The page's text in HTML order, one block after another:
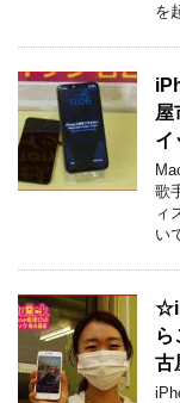
を
屋
イ
歌
ィ
い
ら
古